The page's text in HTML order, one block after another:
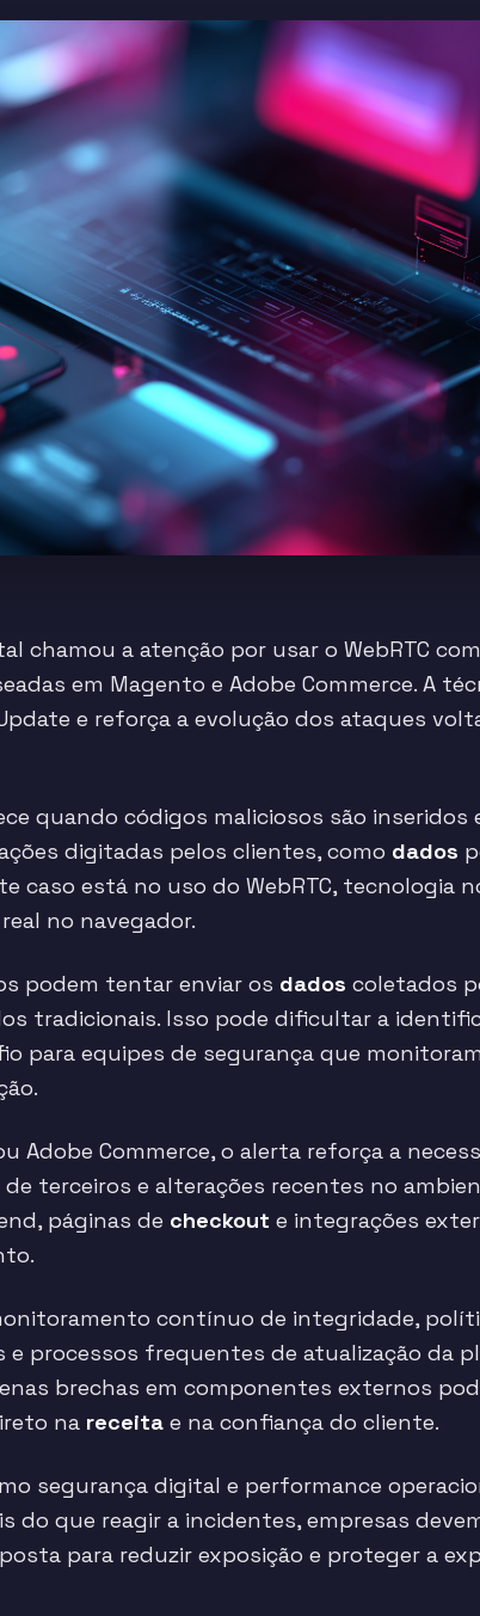
chamou a atenção por usar o WebRTC
em Magento e Adobe Commerce. A
e reforça a evolução dos ataques
quando códigos maliciosos são inseridos
digitadas pelos clientes, como dados
caso está no uso do WebRTC, tecnologia
no navegador.
podem tentar enviar os dados coletados
tradicionais. Isso pode dificultar a
para equipes de segurança que
Adobe Commerce, o alerta reforça a
terceiros e alterações recentes no
páginas de checkout e integrações
contínuo de integridade,
processos frequentes de atualização da
brechas em componentes externos
na receita e na confiança do cliente.
segurança digital e performance
do que reagir a incidentes, empresas
para reduzir exposição e proteger a